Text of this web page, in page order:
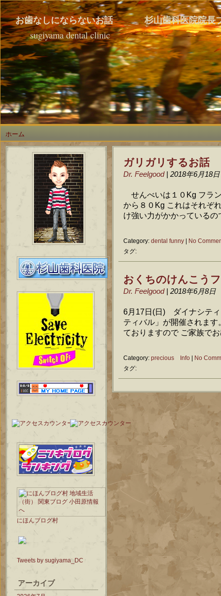
お歯なしにならないお話 杉山歯科医院院長
sugiyama dental clinic
ホーム
にほんブログ村
Tweets by sugiyama_DC
アーカイブ
ガリガリするお話
Dr. Feelgood| 2018年6月18日
せんべいは１０Kg フラ
から８０Kg これはそれぞ
け強い力がかかっている
Category: dental funny | No
タグ:
おくちのけんこう
Dr. Feelgood| 2018年6月8日
6月17日(日) ダイナシティ
ティバル」が開催されま
ておりますので ご家族で
Category: precious Info | No
タグ: